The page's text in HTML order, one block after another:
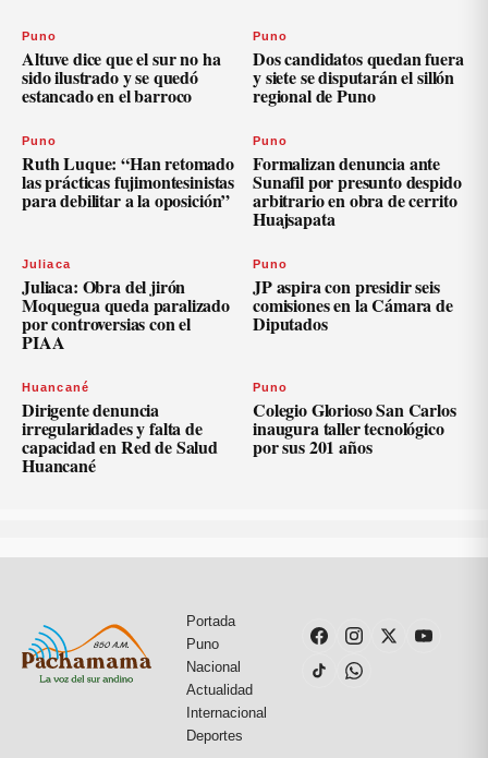
Puno
Altuve dice que el sur no ha
sido ilustrado y se quedó
estancado en el barroco
Puno
Dos candidatos quedan fuera
y siete se disputarán el sillón
regional de Puno
Puno
Ruth Luque: “Han retomado
las prácticas fujimontesinistas
para debilitar a la oposición”
Puno
Formalizan denuncia ante
Sunafil por presunto despido
arbitrario en obra de cerrito
Huajsapata
Juliaca
Juliaca: Obra del jirón
Moquegua queda paralizado
por controversias con el
PIAA
Puno
JP aspira con presidir seis
comisiones en la Cámara de
Diputados
Huancané
Dirigente denuncia
irregularidades y falta de
capacidad en Red de Salud
Huancané
Puno
Colegio Glorioso San Carlos
inaugura taller tecnológico
por sus 201 años
Portada
Puno
Nacional
Actualidad
Internacional
Deportes